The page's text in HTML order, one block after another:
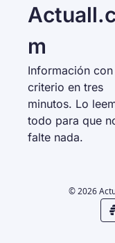
m
Información con
criterio en tres
minutos. Lo
todo para que
falte nada.
© 2026